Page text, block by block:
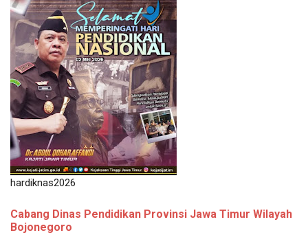
hardiknas2026
Cabang Dinas Pendidikan Provinsi Jawa Timur Wilayah
Bojonegoro